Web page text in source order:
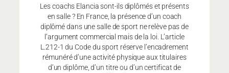
Les coachs Elancia sont-ils diplômés et présents
en salle ? En France, la présence d’un coach
diplômé dans une salle de sport ne relève pas de
l’argument commercial mais de la loi. L’article
L.212-1 du Code du sport réserve l’encadrement
rémunéré d’une activité physique aux titulaires
d’un diplôme, d’un titre ou d’un certificat de